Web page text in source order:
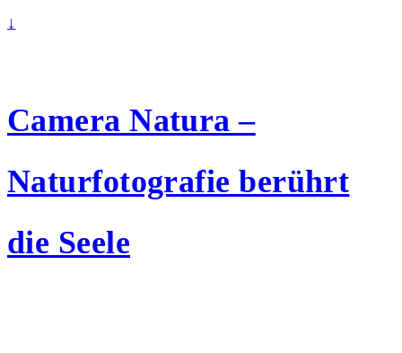
↓
Camera Natura –
Naturfotografie berührt
die Seele